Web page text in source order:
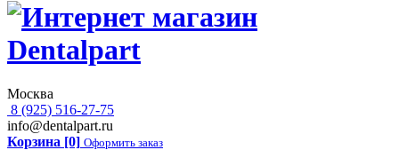
Москва
8 (925) 516-27-75
info@dentalpart.ru
Корзина [0] Оформить заказ